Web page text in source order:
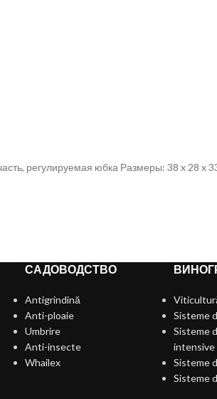
регулируемая юбка Размеры: 38 x 28 x
САДОВОДСТВО
Antigrindină
Anti-ploaie
Umbrire
Anti-insecte
Whailex
Sisteme
Sisteme
intensive
Sisteme
Sisteme